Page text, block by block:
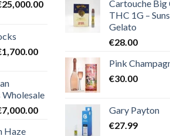
25,000.00Plage
€25,000.00
1,700.00Plage
€400.00
à
€1,700.00
7,000.00Plage
Haze
Cartouche Big
THC 1G –
Gelato
€28.00
Pink
€30.00
Gary Payton
€27.99